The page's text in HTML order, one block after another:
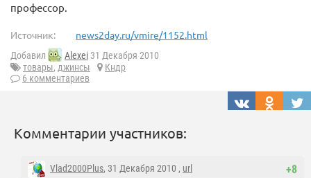
профессор.
Источник: news2day.ru/vmire/1152.html
Добавил Alexei 31 Декабря 2010
товары, джинсы
Кндр
6 комментариев
Комментарии участников:
+8
Vlad2000Plus, 31 Декабря 2010 , url